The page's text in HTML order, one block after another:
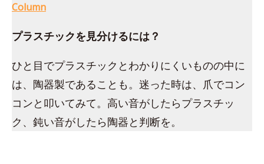
Column
プラスチックを見分けるには？
ひと目でプラスチックとわかりにくいものの中に
は、陶器製であることも。迷った時は、爪でコン
コンと叩いてみて。高い音がしたらプラスチッ
ク、鈍い音がしたら陶器と判断を。